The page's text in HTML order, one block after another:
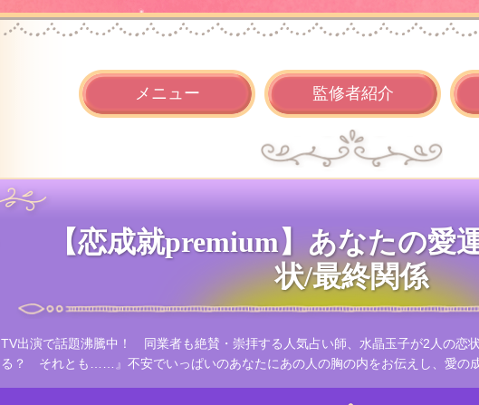
メニュー 監修者紹介
【恋成就premium】あなたの愛
状/最終関係
TV出演で話題沸騰中！ 同業者も絶賛・崇拝する人気占い師、水晶玉子が2人の恋
る？ それとも……』不安でいっぱいのあなたにあの人の胸の内をお伝えし、愛の成